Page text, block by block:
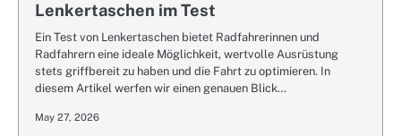
Lenkertaschen im Test
Ein Test von Lenkertaschen bietet Radfahrerinnen und
Radfahrern eine ideale Möglichkeit, wertvolle Ausrüstung
stets griffbereit zu haben und die Fahrt zu optimieren. In
diesem Artikel werfen wir einen genauen Blick…
May 27, 2026